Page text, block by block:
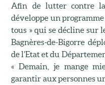
Afin de lutter contre la
développe un
tous » qui se décline sur
Bagnères-de-Bigorre
de l’Etat et du
« Demain, je mange
garantir aux personnes